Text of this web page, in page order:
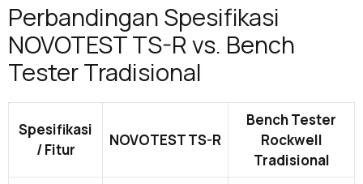
Perbandingan Spesifikasi
NOVOTEST TS-R vs. Bench
Tester Tradisional
Spesifikasi
/ Fitur
NOVOTEST TS-R
Bench Tester
Rockwell
Tradisional